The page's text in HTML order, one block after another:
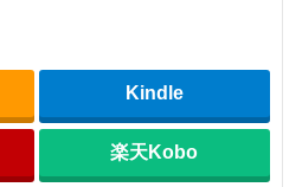
Kindle
楽天Kobo